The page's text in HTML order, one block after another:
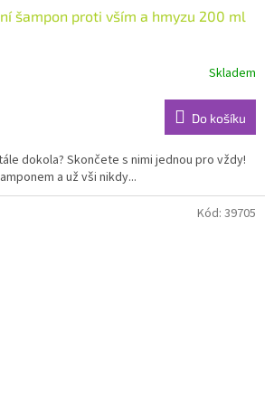
šampon proti vším a hmyzu 200 ml
Skladem
Do košíku
dokola? Skončete s nimi jednou pro vždy!
a už vši nikdy...
Kód: 39705